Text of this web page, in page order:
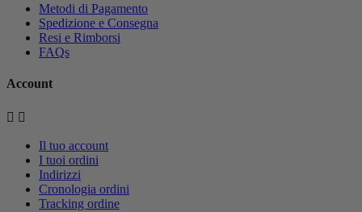
Metodi di Pagamento
Spedizione e Consegna
Resi e Rimborsi
FAQs
Account
 
Il tuo account
I tuoi ordini
Indirizzi
Cronologia ordini
Tracking ordine